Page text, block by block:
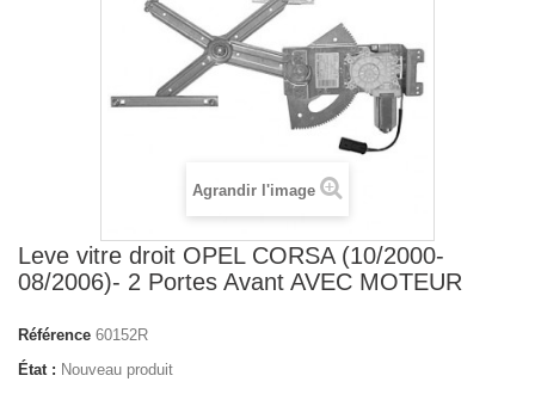
Agrandir l'image
Leve vitre droit OPEL CORSA (10/2000-
08/2006)- 2 Portes Avant AVEC MOTEUR
Référence 60152R
État : Nouveau produit